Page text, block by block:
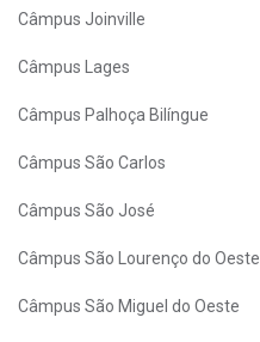
Câmpus Joinville
Câmpus Lages
Câmpus Palhoça Bilíngue
Câmpus São Carlos
Câmpus São José
Câmpus São Lourenço do Oeste
Câmpus São Miguel do Oeste